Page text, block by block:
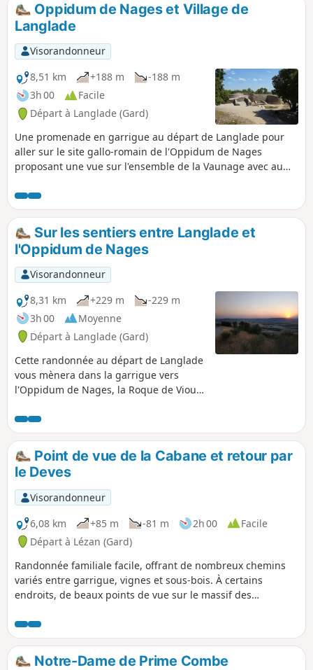
Oppidum de Nages et Village de
Langlade
Visorandonneur
8,51 km
+188 m
-188 m
3h 00
Facile
Départ à Langlade (Gard)
Une promenade en garrigue au départ de Langlade pour
aller sur le site gallo-romain de l'Oppidum de Nages
proposant une vue sur l'ensemble de la Vaunage avec au
une visite du village de Langlade avec ses ruelles, son
moulin, son temple, ses 2 places... et ses maisons
séculaires.
Sur les sentiers entre Langlade et
l'Oppidum de Nages
Visorandonneur
8,31 km
+229 m
-229 m
3h 00
Moyenne
Départ à Langlade (Gard)
Cette randonnée au départ de Langlade
vous mènera dans la garrigue vers
l'Oppidum de Nages, la Roque de Viou
sous-bois tantôt en corniche avec vue
sur la Vaunage. Une belle variante d'une
autre randonnée dans le même secteur.
Point de vue de la Cabane et retour par
le Deves
Visorandonneur
6,08 km
+85 m -81 m 2h 00
Facile
Départ à Lézan (Gard)
Randonnée familiale facile, offrant de nombreux chemins
variés entre garrigue, vignes et sous-bois. À certains
endroits, de beaux points de vue sur le massif des
Randonnées avec faible dénivelé pour une belle balade en
famille.
Notre-Dame de Prime Combe